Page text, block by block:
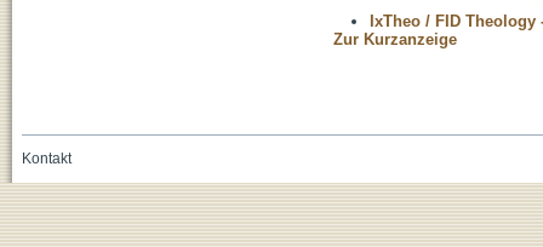
IxTheo / FID Theology
Zur Kurzanzeige
Kontakt